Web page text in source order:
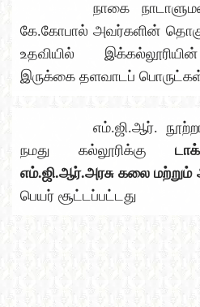
நாகை
கே.கோபால் அவர்களின்
உதவியில்
இருக்கை தளவாடப்
எம்.ஜி.ஆர்.
நமது கல்லூரிக்கு
எம்.ஜி.ஆர்.அரசு கலை மற்றும்
பெயர் சூட்டப்பட்டது